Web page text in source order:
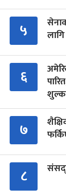
५
६
शुल्क
७
८